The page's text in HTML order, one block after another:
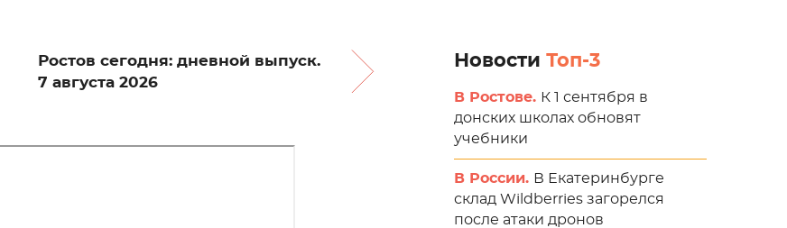
Ростов сегодня: дневной выпуск.
7 августа 2026
Новости Топ-3
В Ростове. К 1 сентября в
донских школах обновят
учебники
В России. В Екатеринбурге
склад Wildberries загорелся
после атаки дронов